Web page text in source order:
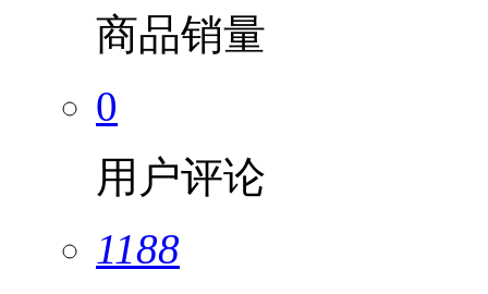
商品销量
0
用户评论
1188